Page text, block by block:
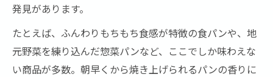
発見があります。
たとえば、ふんわりもちもち食感が特徴の食パンや、地
元野菜を練り込んだ惣菜パンなど、ここでしか味わえな
い商品が多数。朝早くから焼き上げられるパンの香りに